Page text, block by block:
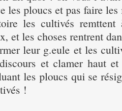
les ploucs et pas faire
les cultivés remttent
et les choses rentrent
leur g.eule et les
et clamer haut
les ploucs qui se
!